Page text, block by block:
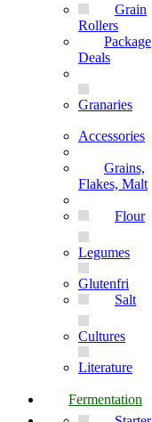
Grain
Rollers
Package
Deals
Granaries
Accessories
Grains,
Flakes, Malt
Flour
Legumes
Glutenfri
Salt
Cultures
Literature
Fermentation